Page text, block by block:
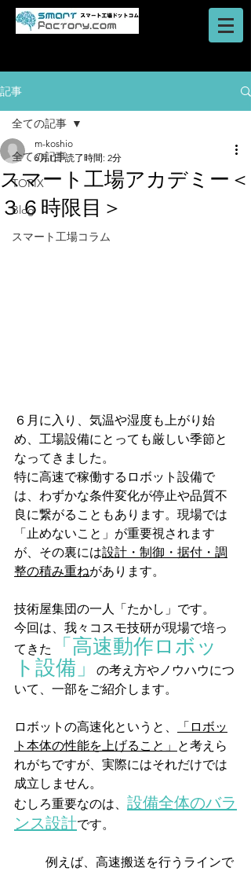
記事
全ての記事
TOPIX
Blog
スマート工場コラム
全ての記事
スマート工場アカデミー＜
３６時限目＞
m-koshio
6月1日 読了時間: 2分
６月に入り、気温や湿度も上がり始
め、工場設備にとっても厳しい季節と
なってきました。
特に高速で稼働するロボット設備で
は、わずかな条件変化が停止や品質不
良に繋がることもあります。現場では
「止めないこと」が重要視されます
が、その裏には設計・制御・据付・調
整の積み重ねがあります。
技術屋集団の一人「たかし」です。
今回は、我々コスモ技研が現場で培っ
てきた
「高速動作ロボッ
ト設備」
の考え方やノウハウにつ
いて、一部をご紹介します。
ロボットの高速化というと、
「ロボッ
ト本体の性能を上げること」 と考えら
れがちですが、実際にはそれだけでは
成立しません。
むしろ重要なのは、 設備全体のバラ
ンス設計です。
例えば、高速搬送を行うラインで